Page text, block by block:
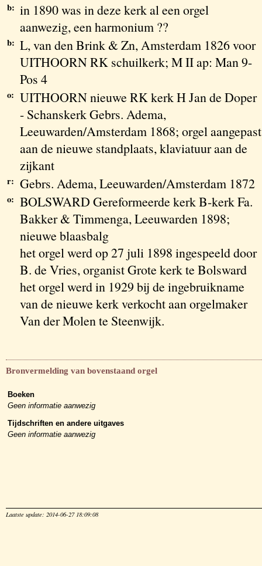
b: in 1890 was in deze kerk al een orgel
aanwezig, een harmonium ??
b: L, van den Brink & Zn, Amsterdam 1826 voor
UITHOORN RK schuilkerk; M II ap: Man 9-
Pos 4
o: UITHOORN nieuwe RK kerk H Jan de Doper
- Schanskerk Gebrs. Adema,
Leeuwarden/Amsterdam 1868; orgel aangepast
aan de nieuwe standplaats, klaviatuur aan de
zijkant
r: Gebrs. Adema, Leeuwarden/Amsterdam 1872
o: BOLSWARD Gereformeerde kerk B-kerk Fa.
Bakker & Timmenga, Leeuwarden 1898;
nieuwe blaasbalg
het orgel werd op 27 juli 1898 ingespeeld door
B. de Vries, organist Grote kerk te Bolsward
het orgel werd in 1929 bij de ingebruikname
van de nieuwe kerk verkocht aan orgelmaker
Van der Molen te Steenwijk.
Bronvermelding van bovenstaand orgel
Boeken
Geen informatie aanwezig
Tijdschriften en andere uitgaves
Geen informatie aanwezig
Laatste update: 2014-06-27 18:09:08